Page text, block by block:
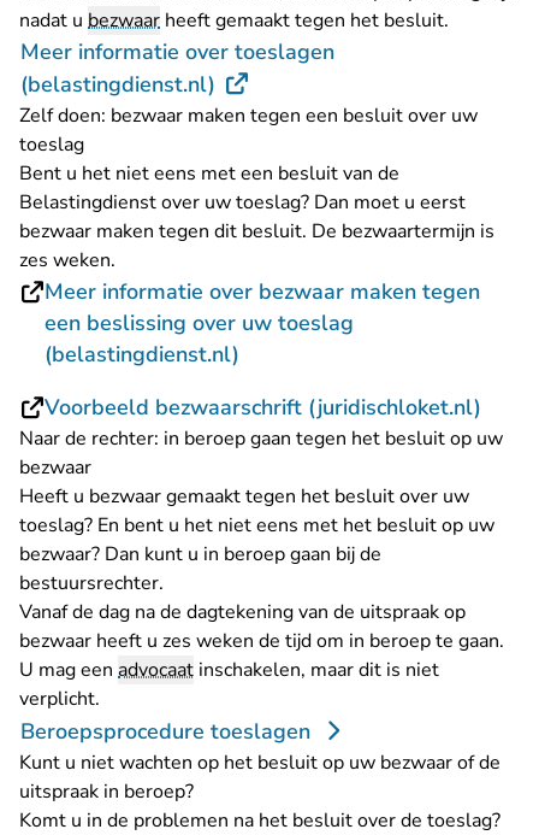
nadat u bezwaar heeft gemaakt tegen het besluit.
Meer informatie over toeslagen
(belastingdienst.nl) - U verlaat Rechtspraak.nl
Zelf doen: bezwaar maken tegen een besluit over uw
toeslag
Bent u het niet eens met een besluit van de
Belastingdienst over uw toeslag? Dan moet u eerst
bezwaar maken tegen dit besluit. De bezwaartermijn is
zes weken.
Meer informatie over bezwaar maken tegen
een beslissing over uw toeslag
(belastingdienst.nl)
Voorbeeld bezwaarschrift (juridischloket.nl)
Naar de rechter: in beroep gaan tegen het besluit op uw
bezwaar
Heeft u bezwaar gemaakt tegen het besluit over uw
toeslag? En bent u het niet eens met het besluit op uw
bezwaar? Dan kunt u in beroep gaan bij de
bestuursrechter.
Vanaf de dag na de dagtekening van de uitspraak op
bezwaar heeft u zes weken de tijd om in beroep te gaan.
U mag een advocaat inschakelen, maar dit is niet
verplicht.
Beroepsprocedure toeslagen
Kunt u niet wachten op het besluit op uw bezwaar of de
uitspraak in beroep?
Komt u in de problemen na het besluit over de toeslag?